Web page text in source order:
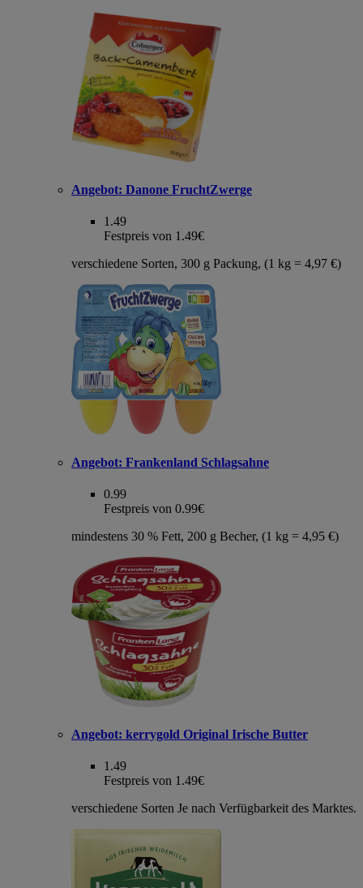
Angebot: Danone FruchtZwerge
1.49
Festpreis von 1.49€
verschiedene Sorten, 300 g Packung, (1 kg = 4,97 €)
Angebot: Frankenland Schlagsahne
0.99
Festpreis von 0.99€
mindestens 30 % Fett, 200 g Becher, (1 kg = 4,95 €)
Angebot: kerrygold Original Irische Butter
1.49
Festpreis von 1.49€
verschiedene Sorten Je nach Verfügbarkeit des Marktes.